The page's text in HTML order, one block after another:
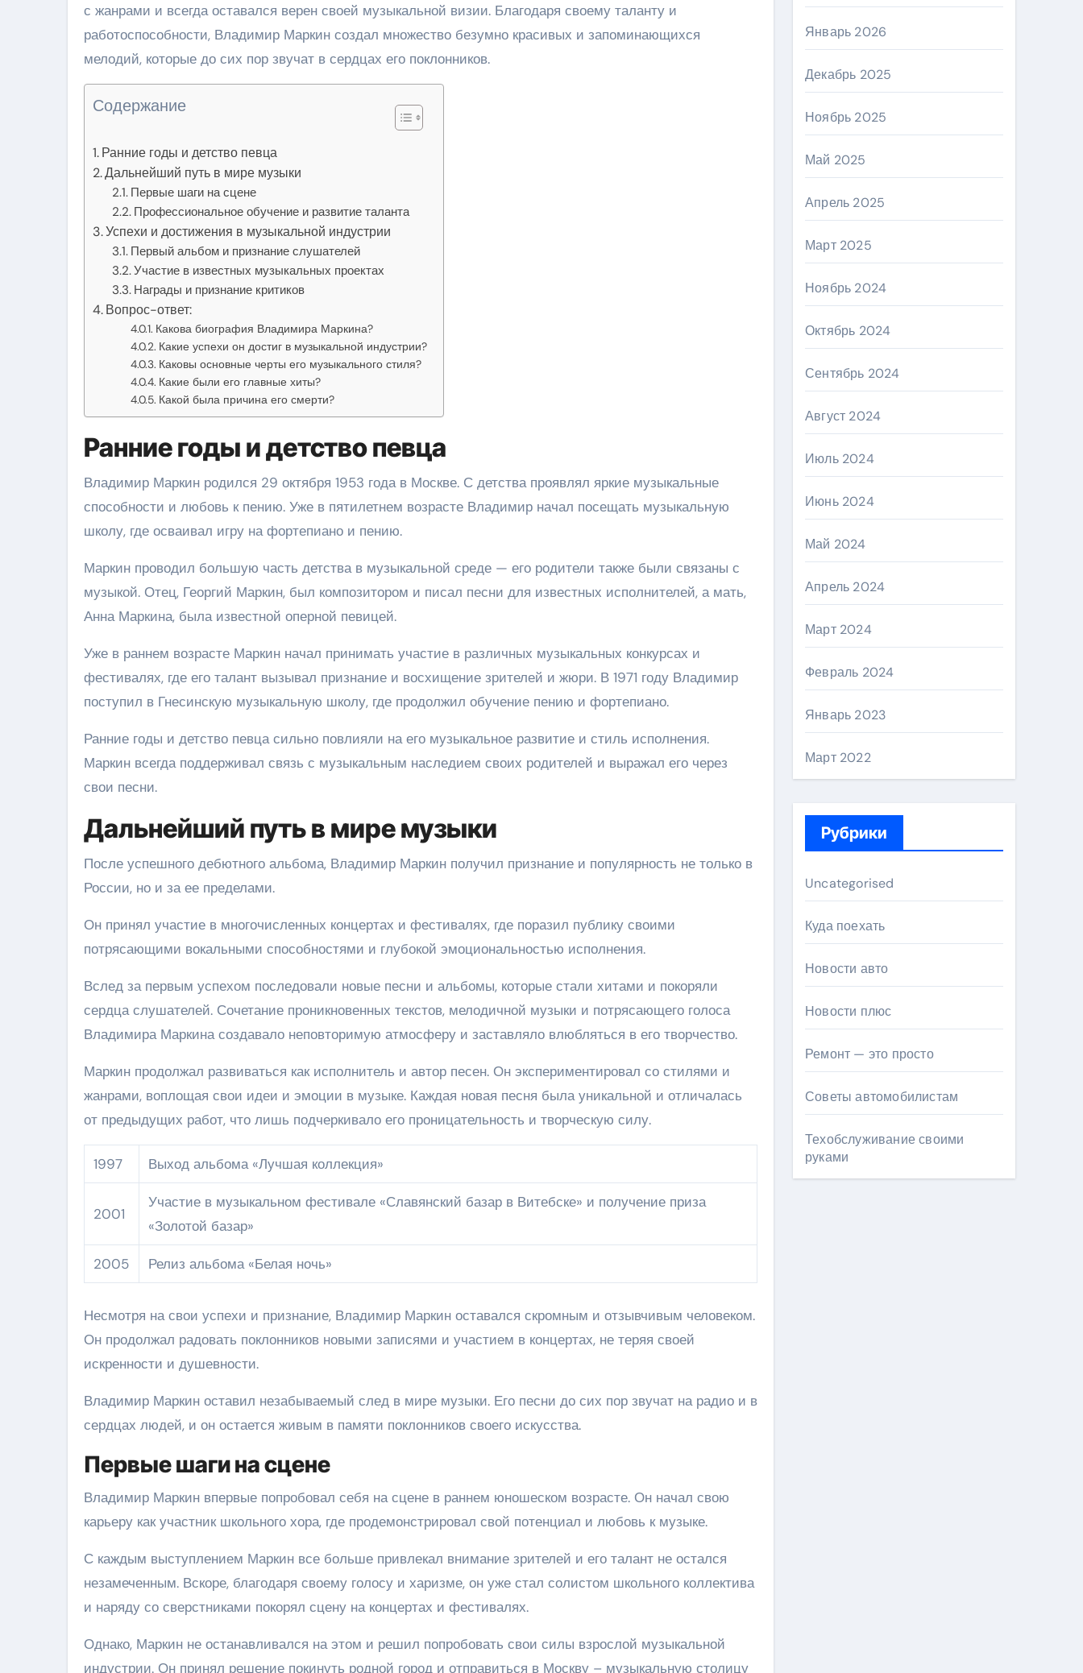
с жанрами и всегда оставался верен своей музыкальной визии. Благодаря своему таланту и
работоспособности, Владимир Маркин создал множество безумно красивых и запоминающихся
мелодий, которые до сих пор звучат в сердцах его поклонников.
Содержание
Ранние годы и детство певца
Дальнейший путь в мире музыки
Первые шаги на сцене
Профессиональное обучение и развитие таланта
Успехи и достижения в музыкальной индустрии
Первый альбом и признание слушателей
Участие в известных музыкальных проектах
Награды и признание критиков
Вопрос-ответ:
Какова биография Владимира Маркина?
Какие успехи он достиг в музыкальной индустрии?
Каковы основные черты его музыкального стиля?
Какие были его главные хиты?
Какой была причина его смерти?
Ранние годы и детство певца
Владимир Маркин родился 29 октября 1953 года в Москве. С детства проявлял яркие музыкальные
способности и любовь к пению. Уже в пятилетнем возрасте Владимир начал посещать музыкальную
школу, где осваивал игру на фортепиано и пению.
Маркин проводил большую часть детства в музыкальной среде — его родители также были связаны с
музыкой. Отец, Георгий Маркин, был композитором и писал песни для известных исполнителей, а мать,
Анна Маркина, была известной оперной певицей.
Уже в раннем возрасте Маркин начал принимать участие в различных музыкальных конкурсах и
фестивалях, где его талант вызывал признание и восхищение зрителей и жюри. В 1971 году Владимир
поступил в Гнесинскую музыкальную школу, где продолжил обучение пению и фортепиано.
Ранние годы и детство певца сильно повлияли на его музыкальное развитие и стиль исполнения.
Маркин всегда поддерживал связь с музыкальным наследием своих родителей и выражал его через
свои песни.
Дальнейший путь в мире музыки
После успешного дебютного альбома, Владимир Маркин получил признание и популярность не только в
России, но и за ее пределами.
Он принял участие в многочисленных концертах и фестивалях, где поразил публику своими
потрясающими вокальными способностями и глубокой эмоциональностью исполнения.
Вслед за первым успехом последовали новые песни и альбомы, которые стали хитами и покоряли
сердца слушателей. Сочетание проникновенных текстов, мелодичной музыки и потрясающего голоса
Владимира Маркина создавало неповторимую атмосферу и заставляло влюбляться в его творчество.
Маркин продолжал развиваться как исполнитель и автор песен. Он экспериментировал со стилями и
жанрами, воплощая свои идеи и эмоции в музыке. Каждая новая песня была уникальной и отличалась
от предыдущих работ, что лишь подчеркивало его проницательность и творческую силу.
1997 Выход альбома «Лучшая коллекция»
2001
Участие в музыкальном фестивале «Славянский базар в Витебске» и получение приза
«Золотой базар»
2005 Релиз альбома «Белая ночь»
Несмотря на свои успехи и признание, Владимир Маркин оставался скромным и отзывчивым человеком.
Он продолжал радовать поклонников новыми записями и участием в концертах, не теряя своей
искренности и душевности.
Владимир Маркин оставил незабываемый след в мире музыки. Его песни до сих пор звучат на радио и в
сердцах людей, и он остается живым в памяти поклонников своего искусства.
Первые шаги на сцене
Владимир Маркин впервые попробовал себя на сцене в раннем юношеском возрасте. Он начал свою
карьеру как участник школьного хора, где продемонстрировал свой потенциал и любовь к музыке.
С каждым выступлением Маркин все больше привлекал внимание зрителей и его талант не остался
незамеченным. Вскоре, благодаря своему голосу и харизме, он уже стал солистом школьного коллектива
и наряду со сверстниками покорял сцену на концертах и фестивалях.
Однако, Маркин не останавливался на этом и решил попробовать свои силы взрослой музыкальной
индустрии. Он принял решение покинуть родной город и отправиться в Москву – музыкальную столицу
Январь 2026
Декабрь 2025
Ноябрь 2025
Май 2025
Апрель 2025
Март 2025
Ноябрь 2024
Октябрь 2024
Сентябрь 2024
Август 2024
Июль 2024
Июнь 2024
Май 2024
Апрель 2024
Март 2024
Февраль 2024
Январь 2023
Март 2022
Рубрики
Uncategorised
Куда поехать
Новости авто
Новости плюс
Ремонт — это просто
Советы автомобилистам
Техобслуживание своими
руками